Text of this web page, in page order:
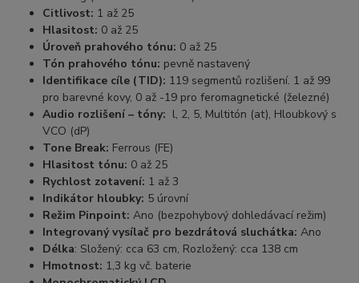
Citlivost: 1 až 25
Hlasitost: 0 až 25
Úroveň prahového tónu: 0 až 25
Tón prahového tónu: pevně nastavený
Identifikace cíle (TID): 119 segmentů rozlišení. 1 až 99
pro barevné kovy, 0 až -19 pro feromagnetické (železné)
Audio rozlišení – tóny: l, 2, 5, Multitón (at), Hloubkový s
VCO (dP)
Tone Break: Ferrous (FE)
Hlasitost tónu: 0 až 25
Rychlost zotavení: 1 až 3
Indikátor hloubky: 5 úrovní
Režim Pinpoint: Ano (bezpohybový dohledávací režim)
Integrovaný vysílač pro bezdrátová sluchátka: Ano
Délka: Složený: cca 63 cm, Rozložený: cca 138 cm
Hmotnost: 1,3 kg vč. baterie